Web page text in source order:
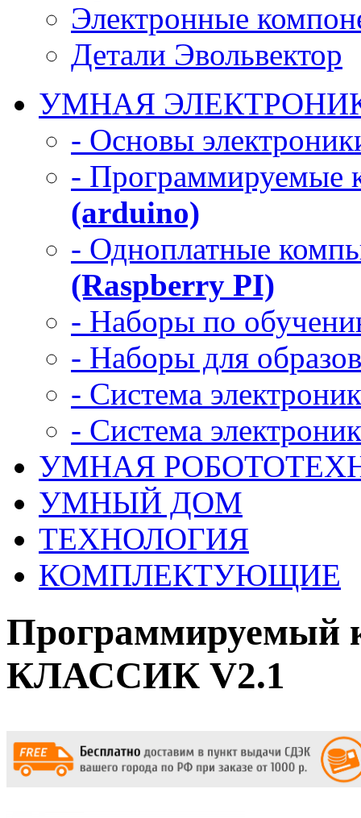
Электронные
Детали Эвольвектор
УМНАЯ
- Основы
- Программируемые
(arduino)
- Одноплатные
(Raspberry PI)
- Наборы по
- Наборы для
- Система
- Система
УМНАЯ
УМНЫЙ ДОМ
ТЕХНОЛОГИЯ
КОМПЛЕКТУЮЩИЕ
Программируемый
КЛАССИК V2.1